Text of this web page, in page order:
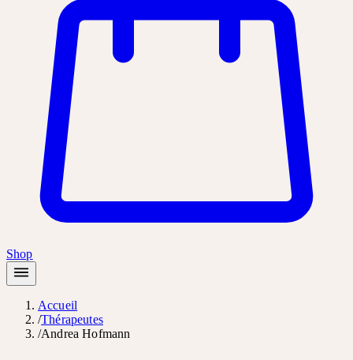
Shop
Accueil
/Thérapeutes
/Andrea Hofmann